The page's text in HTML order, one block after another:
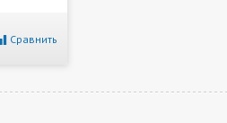
Сравнить